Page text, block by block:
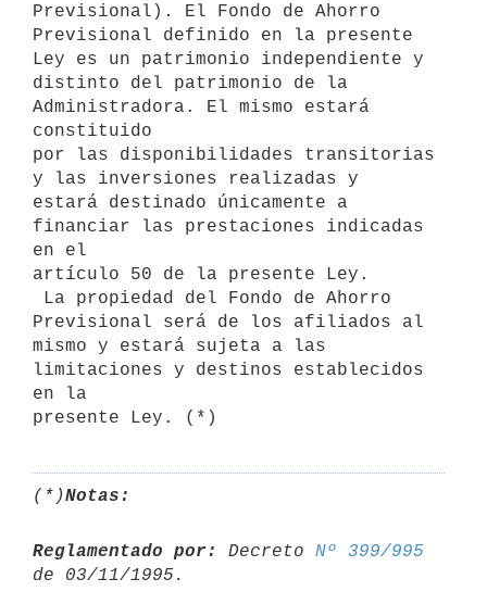
Previsional). El Fondo de Ahorro
Previsional definido en la presente
Ley es un patrimonio independiente y
distinto del patrimonio de la
Administradora. El mismo estará
constituido
por las disponibilidades transitorias
y las inversiones realizadas y
estará destinado únicamente a
financiar las prestaciones indicadas
en el
artículo 50 de la presente Ley.
Previsional será de los afiliados al
mismo y estará sujeta a las
limitaciones y destinos establecidos
en la
(*)Notas:
Reglamentado por: Decreto Nº 399/995